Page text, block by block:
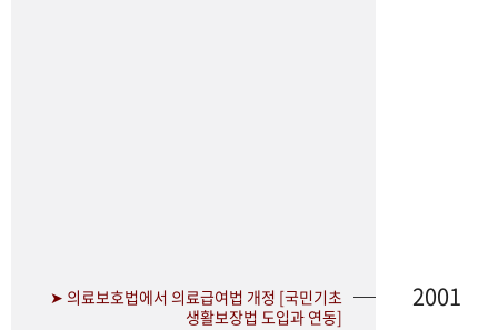
➤ 의료보호법에서 의료급여법 개정 [국민기초
생활보장법 도입과 연동]
2001